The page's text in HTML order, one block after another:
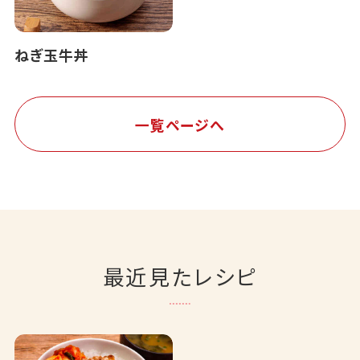
ねぎ玉牛丼
一覧ページへ
最近見たレシピ